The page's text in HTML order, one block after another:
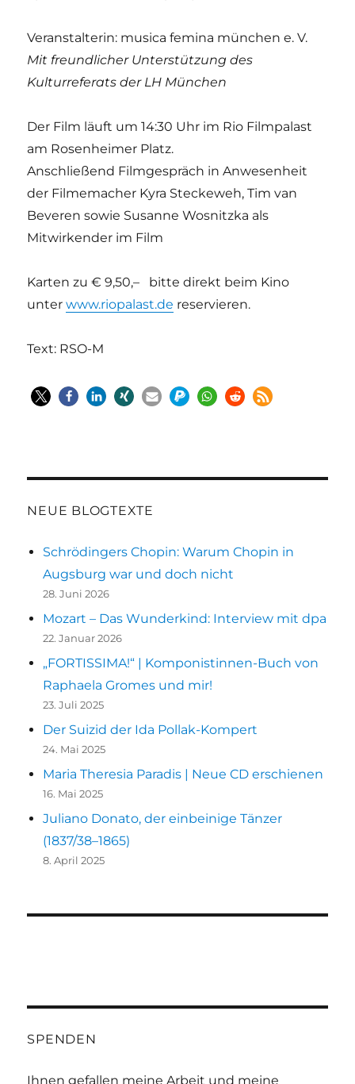
Veranstalterin: musica femina münchen e. V.
Mit freundlicher Unterstützung des
Kulturreferats der LH München
Der Film läuft um 14:30 Uhr im Rio Filmpalast
am Rosenheimer Platz.
Anschließend Filmgespräch in Anwesenheit
der Filmemacher Kyra Steckeweh, Tim van
Beveren sowie Susanne Wosnitzka als
Mitwirkender im Film
Karten zu € 9,50,– bitte direkt beim Kino
unterwww.riopalast.de reservieren.
Text: RSO-M
NEUE BLOGTEXTE
Schrödingers Chopin: Warum Chopin in
Augsburg war und doch nicht
28. Juni 2026
Mozart – Das Wunderkind: Interview mit dpa
22. Januar 2026
„FORTISSIMA!“ | Komponistinnen-Buch von
Raphaela Gromes und mir!
23. Juli 2025
Der Suizid der Ida Pollak-Kompert
24. Mai 2025
Maria Theresia Paradis | Neue CD erschienen
16. Mai 2025
Juliano Donato, der einbeinige Tänzer
(1837/38–1865)
8. April 2025
SPENDEN
Ihnen gefallen meine Arbeit und meine